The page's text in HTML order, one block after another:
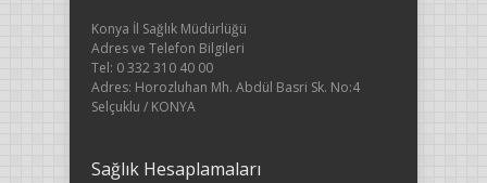
Konya İl Sağlık Müdürlüğü
Adres ve Telefon Bilgileri
Tel: 0 332 310 40 00
Adres: Horozluhan Mh. Abdül Basri Sk. No:4
Selçuklu / KONYA
Sağlık Hesaplamaları